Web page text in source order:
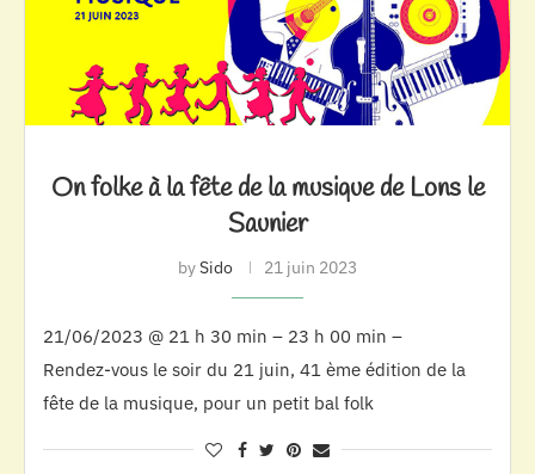
On folke à la fête de la musique de Lons le
Saunier
bySido 21 juin 2023
21/06/2023 @ 21 h 30 min – 23 h 00 min –
Rendez-vous le soir du 21 juin, 41 ème édition de la
fête de la musique, pour un petit bal folk